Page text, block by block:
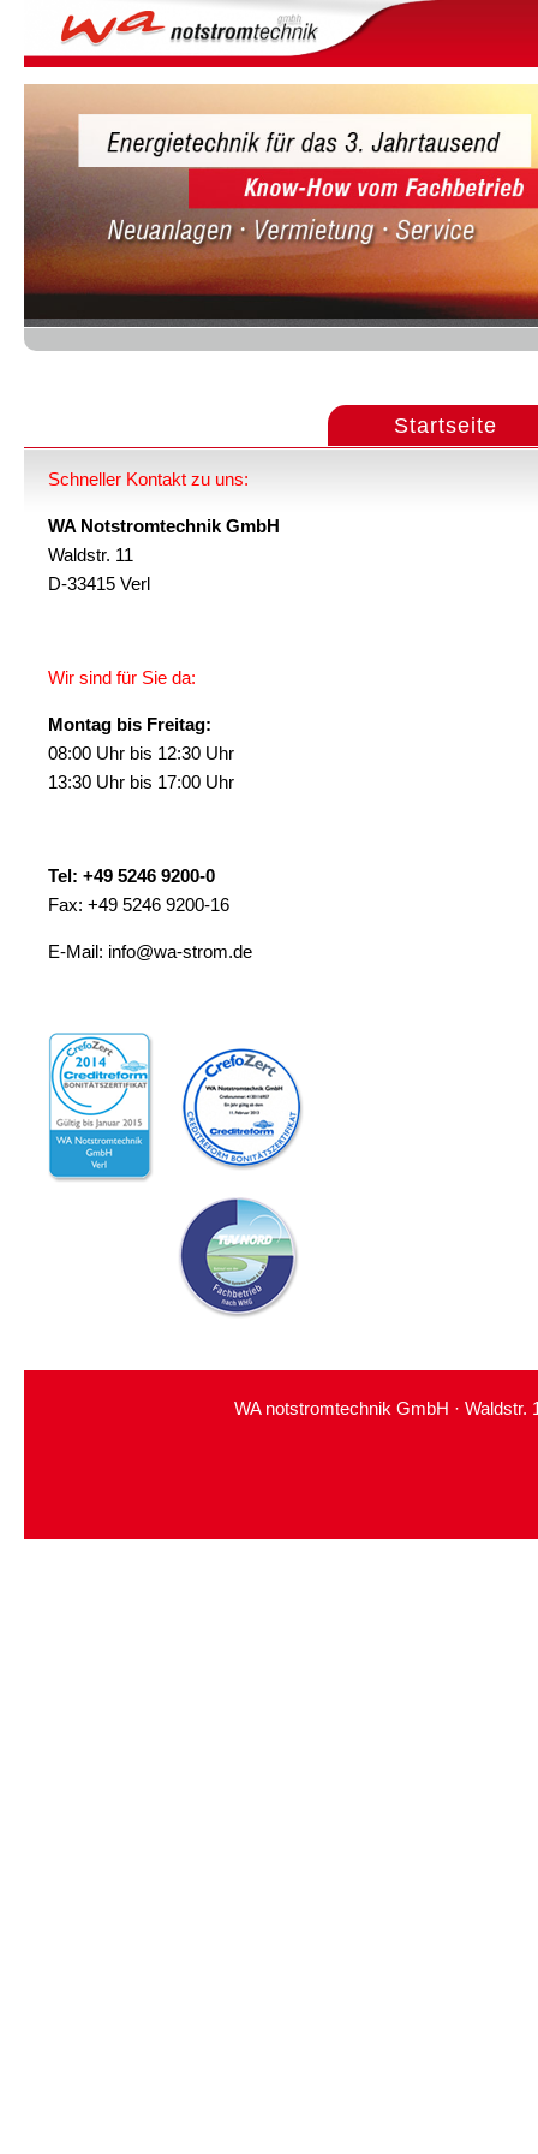
Menu
Startseite
Schneller Kontakt zu uns:
WA Notstromtechnik GmbH
Waldstr. 11
D-33415 Verl
Wir sind für Sie da:
Montag bis Freitag:
08:00 Uhr bis 12:30 Uhr
13:30 Uhr bis 17:00 Uhr
Tel: +49 5246 9200-0
Fax: +49 5246 9200-16
E-Mail: info@wa-strom.de
WA notstromtechnik GmbH · Waldstr.